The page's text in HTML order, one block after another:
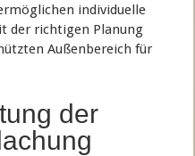
individuelle
der richtigen Planung
Außenbereich für
der